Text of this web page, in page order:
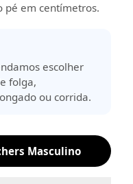
pé em centímetros.
escolher
folga,
ou corrida.
Masculino